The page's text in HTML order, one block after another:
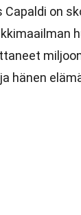
Capaldi on
hänen